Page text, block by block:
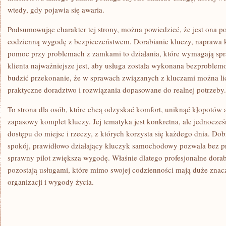
wtedy, gdy pojawia się awaria.
Podsumowując charakter tej strony, można powiedzieć, że jest ona
codzienną wygodę z bezpieczeństwem. Dorabianie kluczy,
pomoc przy problemach z zamkami to działania, które wymagają
klienta najważniejsze jest, aby usługa została wykonana
budzić przekonanie, że w sprawach związanych z kluczami można
praktyczne doradztwo i rozwiązania dopasowane do realnej potrzeby.
To strona dla osób, które chcą odzyskać komfort, uniknąć kłopotów
zapasowy komplet kluczy. Jej tematyka jest konkretna, ale
dostępu do miejsc i rzeczy, z których korzysta się każdego dnia.
spokój, prawidłowo działający kluczyk samochodowy pozwala bez
sprawny pilot zwiększa wygodę. Właśnie dlatego profesjonalne
pozostają usługami, które mimo swojej codzienności mają duże
organizacji i wygody życia.